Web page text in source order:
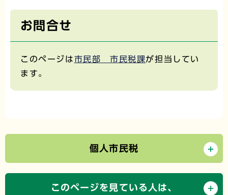
お問合せ
このページは市民部 市民税課が担当してい
ます。
個人市民税
このページを見ている人は、